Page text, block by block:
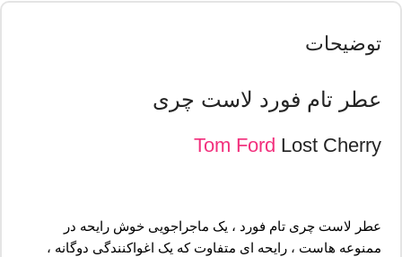
توضیحات
عطر تام فورد لاست چری
Tom Ford Lost Cherry
عطر لاست چری تام فورد ، یک ماجراجویی خوش رایحه در
ممنوعه هاست ، رایحه ای متفاوت که یک اغواکنندگی دوگانه ،